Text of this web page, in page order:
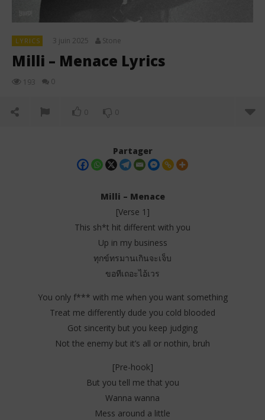
LYRICS 3 juin 2025 Stone
Milli – Menace Lyrics
193 0
0 0
NOW VIEWING
Milli – Menace Lyrics
Partager
Milli – Menace
[Verse 1]
This sh*t hit different with you
Up in my business
ทุกข์ทรมานเกินจะเจ็บ
ขอทีเถอะไอ้เวร
You only f*** with me when you want something
Treat me differently dude you cold blooded
Got sincerity but you keep judging
Not the enemy but it’s all or nothin, bruh
[Pre-hook]
But you tell me that you
Wanna wanna
Mess around a little